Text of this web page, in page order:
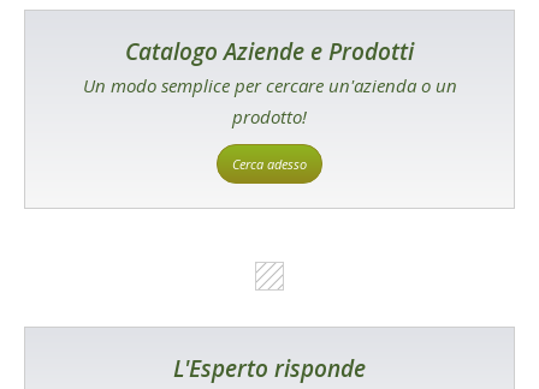
Catalogo Aziende e Prodotti
Un modo semplice per cercare un'azienda o un
prodotto!
Cerca adesso
L'Esperto risponde